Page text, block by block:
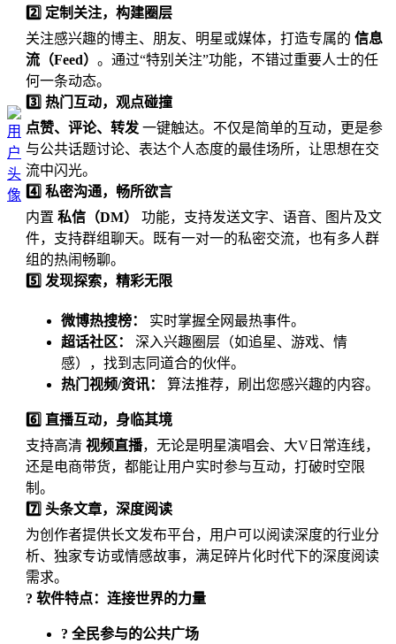
2️⃣ 定制关注，构建圈层
关注感兴趣的博主、朋友、明星或媒体，打造专属的 信息
流（Feed） 。通过“特别关注”功能，不错过重要人士的任
何一条动态。
3️⃣ 热门互动，观点碰撞
点赞、评论、转发 一键触达。不仅是简单的互动，更是参
与公共话题讨论、表达个人态度的最佳场所，让思想在交
流中闪光。
4️⃣ 私密沟通，畅所欲言
内置 私信（DM）
功能，支持发送文字、语音、图片及文
件，支持群组聊天。既有一对一的私密交流，也有多人群
组的热闹畅聊。
5️⃣ 发现探索，精彩无限
微博热搜榜：
实时掌握全网最热事件。
超话社区：
深入兴趣圈层（如追星、游戏、情
感），找到志同道合的伙伴。
热门视频/资讯：
算法推荐，刷出您感兴趣的内容。
6️⃣ 直播互动，身临其境
支持高清 视频直播，无论是明星演唱会、大V日常连线，
还是电商带货，都能让用户实时参与互动，打破时空限
制。
7️⃣ 头条文章，深度阅读
为创作者提供长文发布平台，用户可以阅读深度的行业分
析、独家专访或情感故事，满足碎片化时代下的深度阅读
需求。
? 软件特点：连接世界的力量
? 全民参与的公共广场